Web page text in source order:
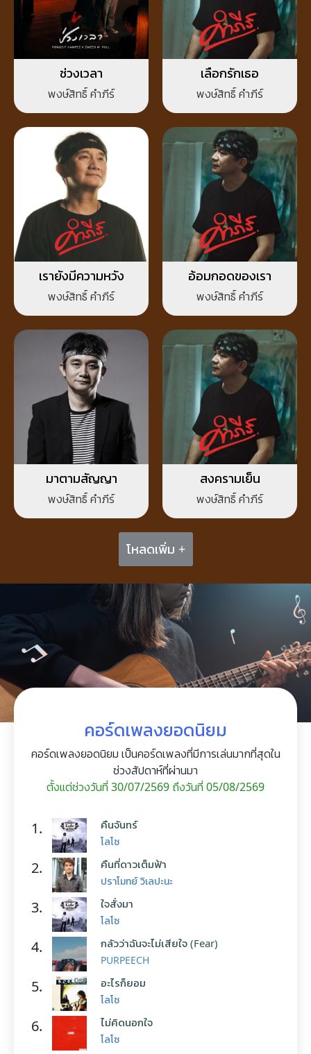
ช่วงเวลา
พงษ์สิทธิ์ คำภีร์
เลือกรักเธอ
พงษ์สิทธิ์ คำภีร์
เรายังมีความหวัง
พงษ์สิทธิ์ คำภีร์
อ้อมกอดของเรา
พงษ์สิทธิ์ คำภีร์
มาตามสัญญา
พงษ์สิทธิ์ คำภีร์
สงครามเย็น
พงษ์สิทธิ์ คำภีร์
โหลดเพิ่ม +
คอร์ดเพลงยอดนิยม
คอร์ดเพลงยอดนิยม เป็นคอร์ดเพลงที่มีการเล่นมากที่สุดใน
ช่วงสัปดาห์ที่ผ่านมา
ตั้งแต่ช่วงวันที่ 30/07/2569 ถึงวันที่ 05/08/2569
1. คืนจันทร์
โลโซ
2. คืนที่ดาวเต็มฟ้า
ปราโมทย์ วิเลปะนะ
3. ใจสั่งมา
โลโซ
4. กลัวว่าฉันจะไม่เสียใจ (Fear)
PURPEECH
5. อะไรก็ยอม
โลโซ
6. ไม่คิดนอกใจ
โลโซ